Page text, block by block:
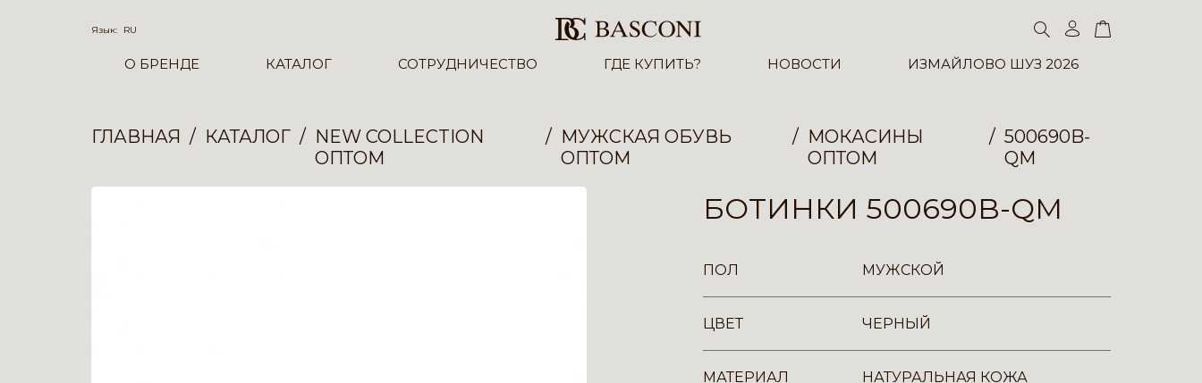
Язык: RU
О БРЕНДЕ КАТАЛОГ СОТРУДНИЧЕСТВО ГДЕ КУПИТЬ? НОВОСТИ ИЗМАЙЛОВО ШУЗ 2026
ГЛАВНАЯ КАТАЛОГ
NEW COLLECTION
ОПТОМ
МУЖСКАЯ ОБУВЬ
ОПТОМ
МОКАСИНЫ
ОПТОМ
500690B-
QM
БОТИНКИ 500690B-QM
ПОЛ МУЖСКОЙ
ЦВЕТ ЧЕРНЫЙ
МАТЕРИАЛ
НАТУРАЛЬНАЯ КОЖА